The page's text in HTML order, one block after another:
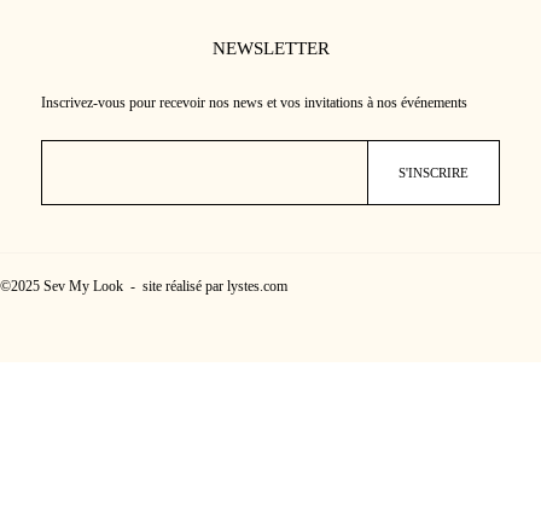
NEWSLETTER
Inscrivez-vous pour recevoir nos news et vos invitations à nos événements
©2025 Sev My Look - site réalisé par lystes.com